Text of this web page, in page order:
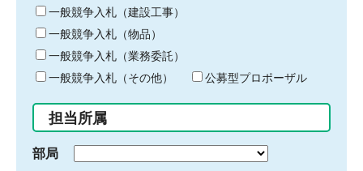
キ
ー
ワ
ー
ド
入
力
一般競争入札（建設工事）
一般競争入札（物品）
一般競争入札（業務委託）
一般競争入札（その他）
公募型プロポーザル
担当所属
部局